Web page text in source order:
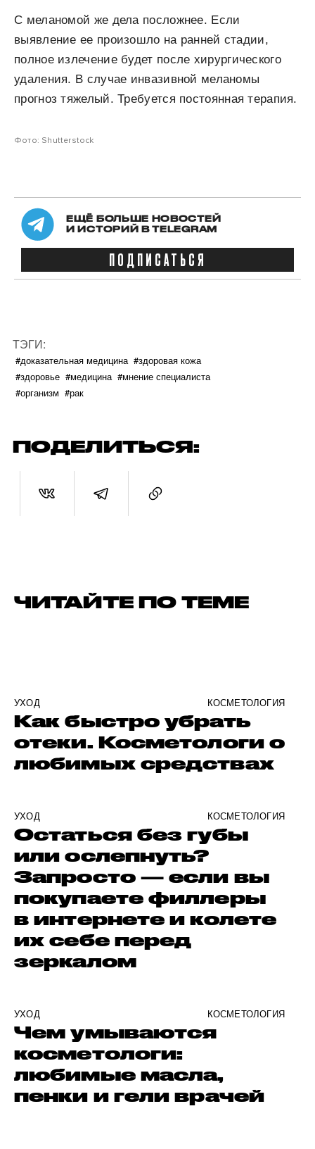
С меланомой же дела посложнее. Если
выявление ее произошло на ранней стадии,
полное излечение будет после хирургического
удаления. В случае инвазивной меланомы
прогноз тяжелый. Требуется постоянная терапия.
Фото: Shutterstock
ЕЩЁ БОЛЬШЕ НОВОСТЕЙ
И ИСТОРИЙ В TELEGRAM
ПОДПИСАТЬСЯ
ТЭГИ:
#доказательная медицина #здоровая кожа
#здоровье #медицина #мнение специалиста
#организм #рак
ПОДЕЛИТЬСЯ:
ЧИТАЙТЕ ПО ТЕМЕ
УХОД КОСМЕТОЛОГИЯ
Как быстро убрать
отеки. Косметологи о
любимых средствах
УХОД КОСМЕТОЛОГИЯ
Остаться без губы
или ослепнуть?
Запросто — если вы
покупаете филлеры
в интернете и колете
их себе перед
зеркалом
УХОД КОСМЕТОЛОГИЯ
Чем умываются
косметологи:
любимые масла,
пенки и гели врачей